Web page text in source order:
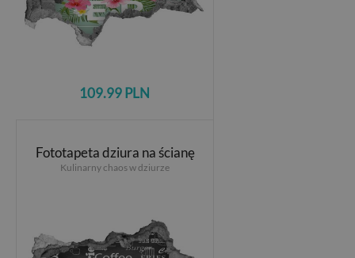
109.99 PLN
Fototapeta dziura na ścianę
Kulinarny chaos w dziurze